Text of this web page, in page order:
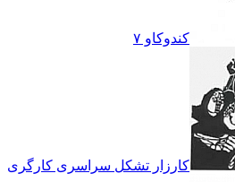
کندوکاو ۷
کارزار تشکل سراسرى کارگرى